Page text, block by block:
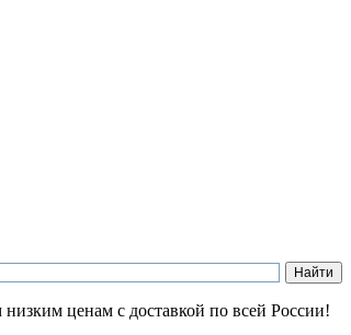
ценам с доставкой по всей России!